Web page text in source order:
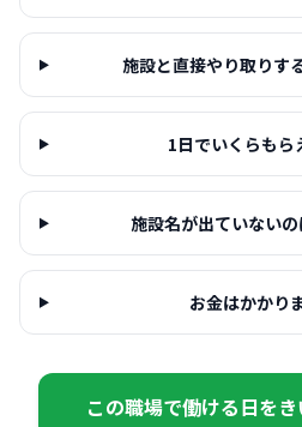
施設と直接やり取りす
1日でいくらもら
施設名が出ていない
お金はかかり
この職場で働ける日をき